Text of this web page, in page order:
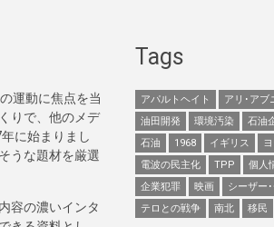
運動に焦点を当
りで、他のメデ
に始まりまし
うな題材を厳選
容の濃いインタ
Tags
アパルトヘイト アリ･アブ
油田開発
環境汚染 石油
石油
1968 イギリス
電波の民主化
TPP 個人
企業犯罪
映画 シーザー
テロとの戦争
南北 移民